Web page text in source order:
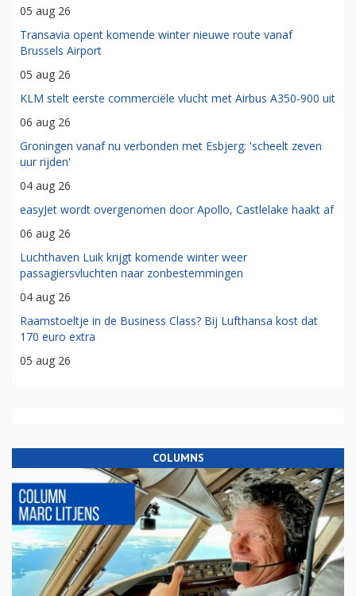
05 aug 26
Transavia opent komende winter nieuwe route vanaf
Brussels Airport
05 aug 26
KLM stelt eerste commerciële vlucht met Airbus A350-900 uit
06 aug 26
Groningen vanaf nu verbonden met Esbjerg: 'scheelt zeven
uur rijden'
04 aug 26
easyJet wordt overgenomen door Apollo, Castlelake haakt af
06 aug 26
Luchthaven Luik krijgt komende winter weer
passagiersvluchten naar zonbestemmingen
04 aug 26
Raamstoeltje in de Business Class? Bij Lufthansa kost dat
170 euro extra
05 aug 26
COLUMNS